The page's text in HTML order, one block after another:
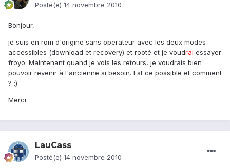
Posté(e) 14 novembre 2010
Bonjour,
je suis en rom d'origine sans operateur avec les deux modes
accessibles (download et recovery) et rooté et je voudrai essayer
froyo. Maintenant quand je vois les retours, je voudrais bien
pouvoir revenir à l'ancienne si besoin. Est ce possible et comment
? :)
Merci
LauCass
Posté(e) 14 novembre 2010